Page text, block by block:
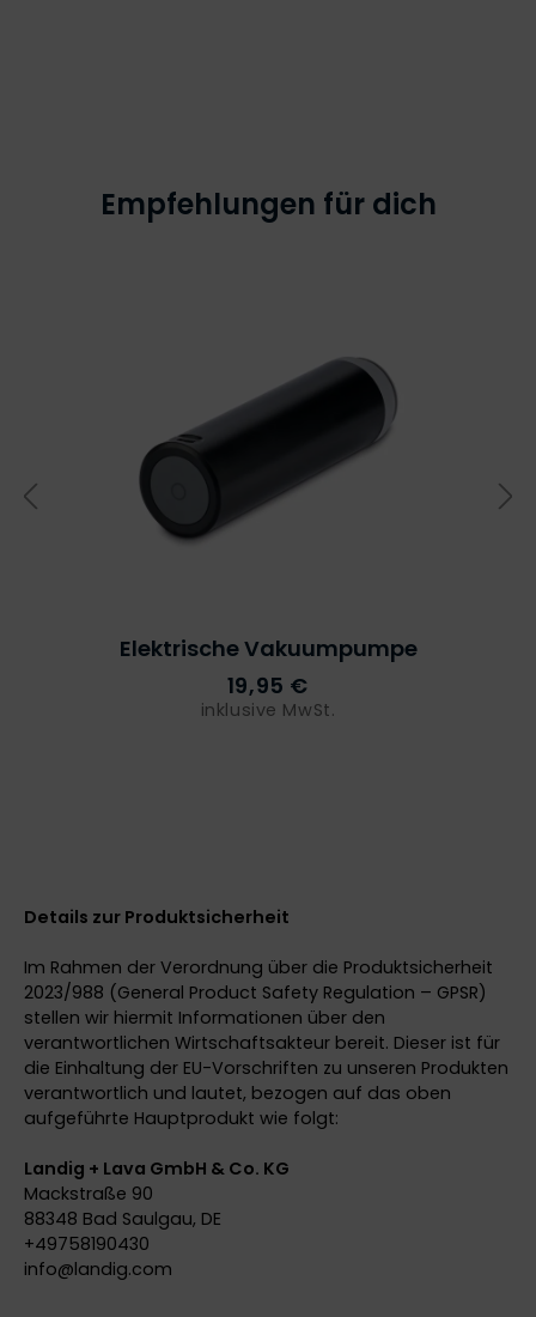
Empfehlungen für dich
Elektrische Vakuumpumpe
19,95 €
inklusive MwSt.
Details zur Produktsicherheit
Im Rahmen der Verordnung über die Produktsicherheit
2023/988 (General Product Safety Regulation – GPSR)
stellen wir hiermit Informationen über den
verantwortlichen Wirtschaftsakteur bereit. Dieser ist für
die Einhaltung der EU-Vorschriften zu unseren Produkten
verantwortlich und lautet, bezogen auf das oben
aufgeführte Hauptprodukt wie folgt:
Landig + Lava GmbH & Co. KG
Mackstraße 90
88348 Bad Saulgau, DE
+49758190430
info@landig.com